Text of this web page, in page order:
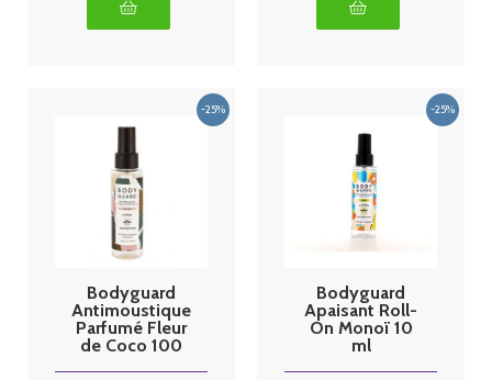
Bodyguard
Antimoustique
Parfumé Fleur
de Coco 100
Bodyguard
Apaisant Roll-
On Monoï 10
ml